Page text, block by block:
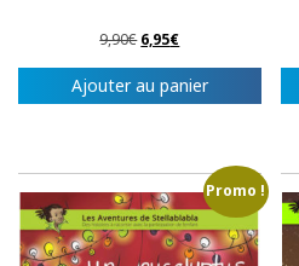
9,90€ Le
initial
était :
6,95€Le
actuel
est :
Ajouter au panier
Promo !